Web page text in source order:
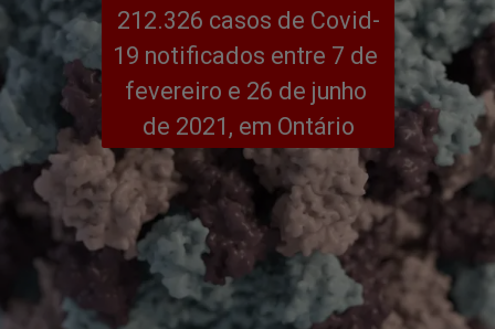
212.326 casos de Covid-
19 notificados entre 7 de
fevereiro e 26 de junho
de 2021, em Ontário